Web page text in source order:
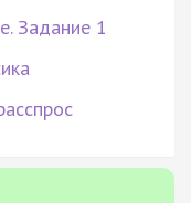
Задание 1